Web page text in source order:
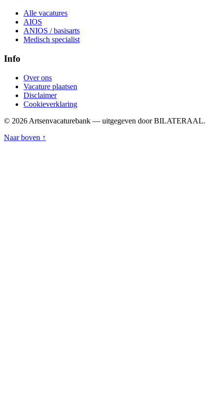
Alle vacatures
AIOS
ANIOS / basisarts
Medisch specialist
Info
Over ons
Vacature plaatsen
Disclaimer
Cookieverklaring
© 2026 Artsenvacaturebank — uitgegeven door BILATERAAL.
Naar boven ↑